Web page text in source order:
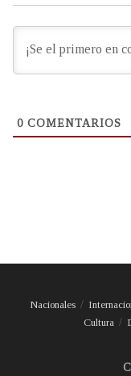
0 COMENTARIOS
Nacionales
Cultura